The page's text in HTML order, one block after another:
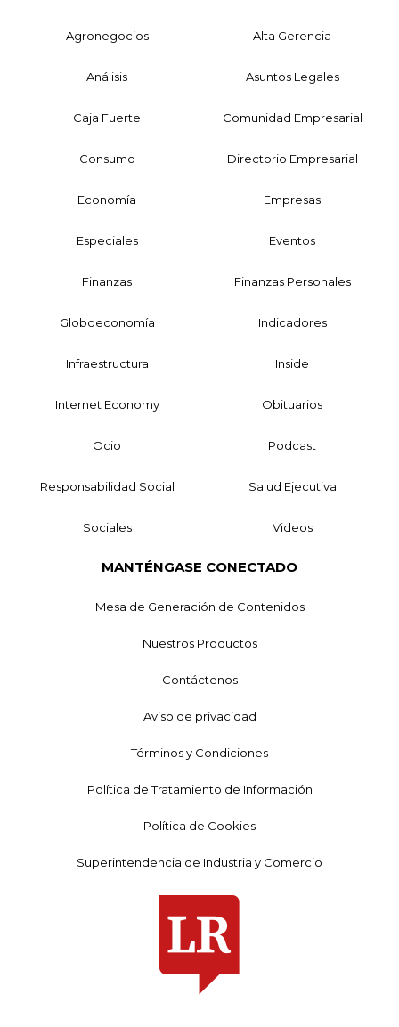
Agronegocios Alta Gerencia
Análisis Asuntos Legales
Caja Fuerte Comunidad Empresarial
Consumo Directorio Empresarial
Economía Empresas
Especiales Eventos
Finanzas Finanzas Personales
Globoeconomía Indicadores
Infraestructura Inside
Internet Economy Obituarios
Ocio Podcast
Responsabilidad Social Salud Ejecutiva
Sociales Videos
MANTÉNGASE CONECTADO
Mesa de Generación de Contenidos
Nuestros Productos
Contáctenos
Aviso de privacidad
Términos y Condiciones
Política de Tratamiento de Información
Política de Cookies
Superintendencia de Industria y Comercio